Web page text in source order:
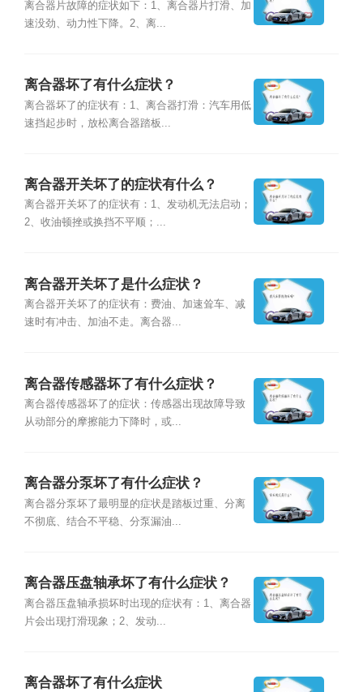
离合器片故障的症状如下：1、离合器片打滑、加
速没劲、动力性下降。2、离...
离合器坏了有什么症状？
离合器坏了的症状有：1、离合器打滑：汽车用低
速挡起步时，放松离合器踏板...
离合器开关坏了的症状有什么？
离合器开关坏了的症状有：1、发动机无法启动；
2、收油顿挫或换挡不平顺；...
离合器开关坏了是什么症状？
离合器开关坏了的症状有：费油、加速耸车、减
速时有冲击、加油不走。离合器...
离合器传感器坏了有什么症状？
离合器传感器坏了的症状：传感器出现故障导致
从动部分的摩擦能力下降时，或...
离合器分泵坏了有什么症状？
离合器分泵坏了最明显的症状是踏板过重、分离
不彻底、结合不平稳、分泵漏油...
离合器压盘轴承坏了有什么症状？
离合器压盘轴承损坏时出现的症状有：1、离合器
片会出现打滑现象；2、发动...
离合器坏了有什么症状